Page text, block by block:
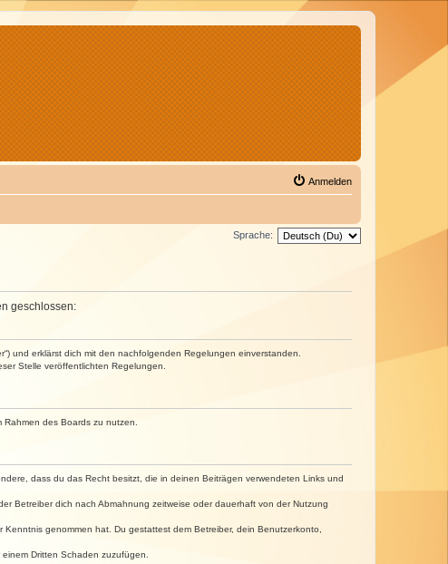
Anmelden
Sprache:
geschlossen:
und erklärst dich mit den nachfolgenden Regelungen einverstanden.
Stelle veröffentlichten Regelungen.
des Boards zu nutzen.
dass du das Recht besitzt, die in deinen Beiträgen verwendeten Links und
Betreiber dich nach Abmahnung zeitweise oder dauerhaft von der Nutzung
genommen hat. Du gestattest dem Betreiber, dein Benutzerkonto,
Dritten Schaden zuzufügen.